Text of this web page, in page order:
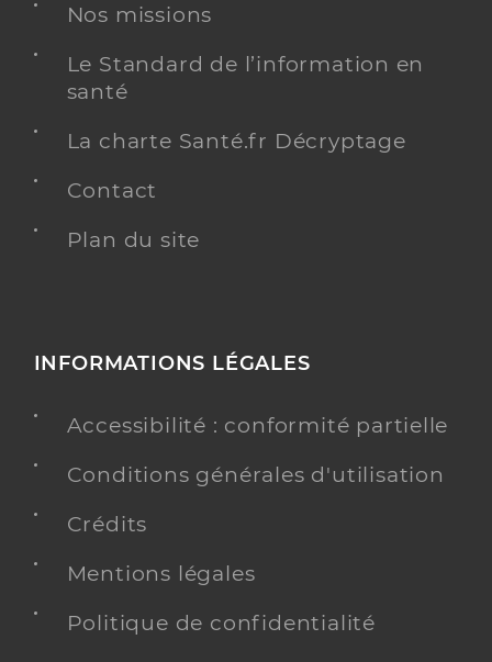
Nos missions
Le Standard de l’information en
santé
La charte Santé.fr Décryptage
Contact
Plan du site
INFORMATIONS LÉGALES
Accessibilité : conformité partielle
Conditions générales d'utilisation
Crédits
Mentions légales
Politique de confidentialité